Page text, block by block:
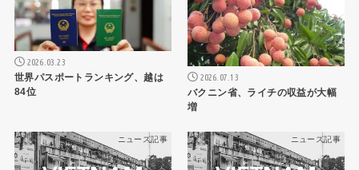
2026.03.23
世界パスポートランキング、越は
84位
2026.07.13
バクニン省、ライチの収益が大幅
増
ニュース記事 ニュース記事